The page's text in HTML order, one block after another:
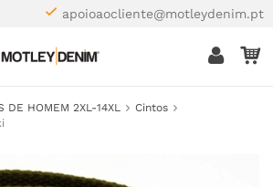
apoioaocliente@motleydenim.pt
DE HOMEM 2XL-14XL
Cintos